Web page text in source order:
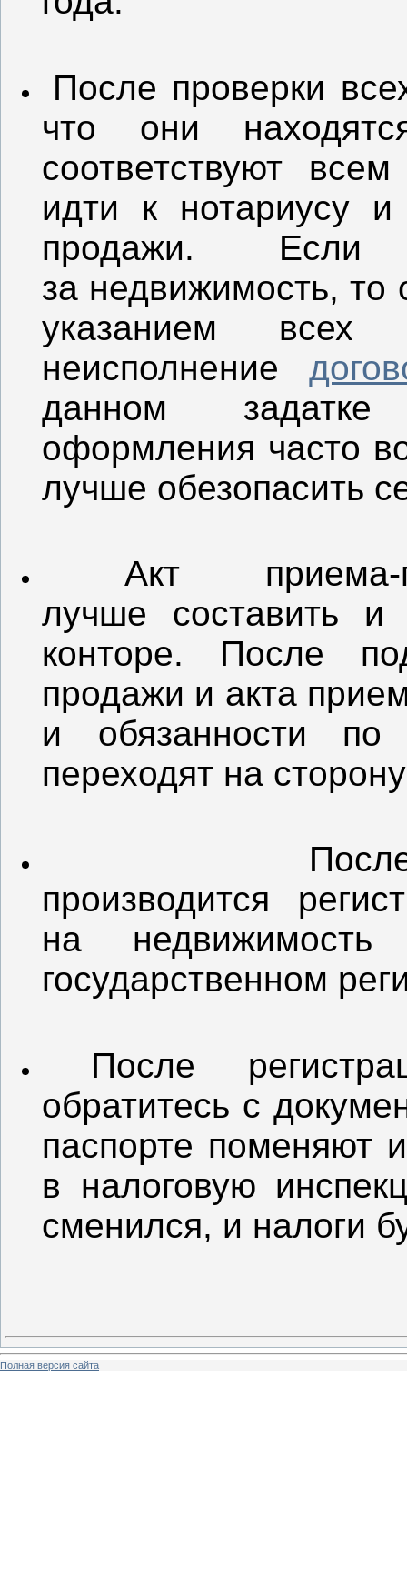
После проверки
что они
соответствуют
идти к нотариусу
продажи.
за недвижимость, то
указанием
неисполнение
данном задатке
оформления часто
лучше обезопасить
Акт приема-
лучше составить и
конторе. После
продажи и акта
и обязанности по
переходят на
производится
на
государственном
После
обратитесь с
паспорте поменяют
в налоговую
сменился, и налоги
Полная версия сайта